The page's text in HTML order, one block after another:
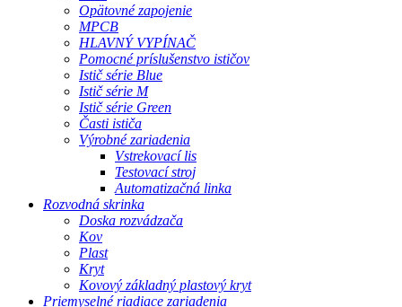
Opätovné zapojenie
MPCB
HLAVNÝ VYPÍNAČ
Pomocné príslušenstvo ističov
Istič série Blue
Istič série M
Istič série Green
Časti ističa
Výrobné zariadenia
Vstrekovací lis
Testovací stroj
Automatizačná linka
Rozvodná skrinka
Doska rozvádzača
Kov
Plast
Kryt
Kovový základný plastový kryt
Priemyselné riadiace zariadenia